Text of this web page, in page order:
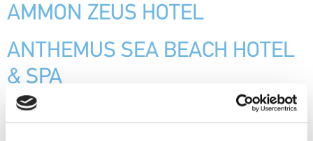
AMMON ZEUS HOTEL
ANTHEMUS SEA BEACH HOTEL
& SPA
ΣΑΝΗ ΑΕ